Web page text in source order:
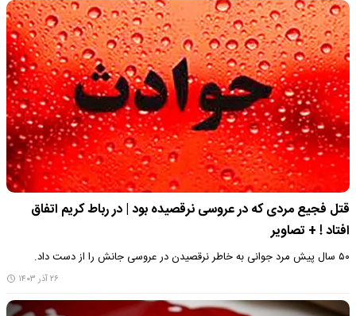
قتل فجیع مردی که در عروسی نرقصیده بود | در رباط کریم اتفاق
افتاد ! + تصاویر
۵۰ سال پیش مرد جوانی به خاطر نرقصیدن در عروسی جانش را از دست داد.
۲۶ آذر ۱۴۰۳